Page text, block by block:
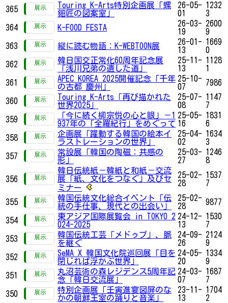
365
Touring K-Arts特別企画展「螺
鈿匠の図案室」
26-05-
01
1232
3
364
K-FOOD FESTA
26-03-
19
2600
9
363
縦に読む物語：K-WEBTOON展
26-01-
13
1669
0
362
韓日国交正常化60周年記念展
「浅川兄弟の遺した道」
25-11-
13
1128
1
361
APEC KOREA 2025開催記念「千年
の古都 慶州」
25-10-
07
7986
360
Touring K-Arts「再び描かれた
世界2025」
25-07-
08
1147
7
359
「今に続く柳宗悦の心と眼」－1
937年の「全羅紀行」をめぐって
25-05-
16
1831
6
358
企画展「躍動する韓国の絵本イ
ラストレーションの世界」
25-04-
02
1634
3
357
常設展「韓国の陶磁：共感の
形」
25-03-
27
1246
8
356
韓日伝統紙－韓紙と和紙－交流
展「紙、文化をつなぐ」及びセ
ミナー
25-02-
28
1537
7
355
韓国伝統文化総合イベント「伝
統の手仕事、現代との出会い」
25-02-
28
9877
354
東アジア国際展覧会 in TOKYO 2
024-2025
24-12-
13
1530
7
353
韓国伝統工芸「メドゥプ」、脈
を継ぐ
24-09-
26
2124
9
352
SeMA X 韓国文化院巡回展「目を
閉じれば浮かぶ世界」
24-05-
20
1334
9
351
丸沼芸術の森レジデンス5周年記
念「韓日交流展」
24-03-
07
1687
7
350
特別企画展「壬寅進宴図屏のな
かの朝鮮王室の踊りと音楽」
23-11-
13
1704
2